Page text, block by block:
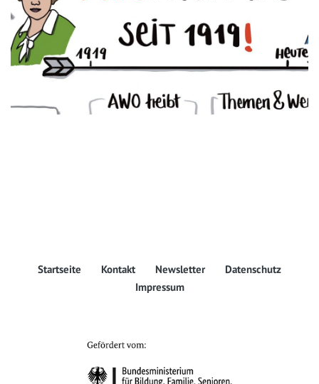
Startseite Kontakt Newsletter
Datenschutz
Impressum